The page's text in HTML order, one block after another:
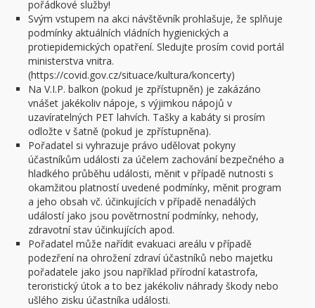
pořádkové služby!
Svým vstupem na akci návštěvník prohlašuje, že splňuje
podmínky aktuálních vládních hygienických a
protiepidemických opatření. Sledujte prosím covid portál
ministerstva vnitra.
(https://covid.gov.cz/situace/kultura/koncerty)
Na V.I.P. balkon (pokud je zpřístupněn) je zakázáno
vnášet jakékoliv nápoje, s výjimkou nápojů v
uzavíratelných PET lahvích. Tašky a kabáty si prosím
odložte v šatně (pokud je zpřístupněna).
Pořadatel si vyhrazuje právo udělovat pokyny
účastníkům události za účelem zachování bezpečného a
hladkého průběhu události, měnit v případě nutnosti s
okamžitou platností uvedené podmínky, měnit program
a jeho obsah vč. účinkujících v případě nenadálých
událostí jako jsou povětrnostní podmínky, nehody,
zdravotní stav účinkujících apod.
Pořadatel může nařídit evakuaci areálu v případě
podezření na ohrožení zdraví účastníků nebo majetku
pořadatele jako jsou například přírodní katastrofa,
teroristický útok a to bez jakékoliv náhrady škody nebo
ušlého zisku účastníka události.